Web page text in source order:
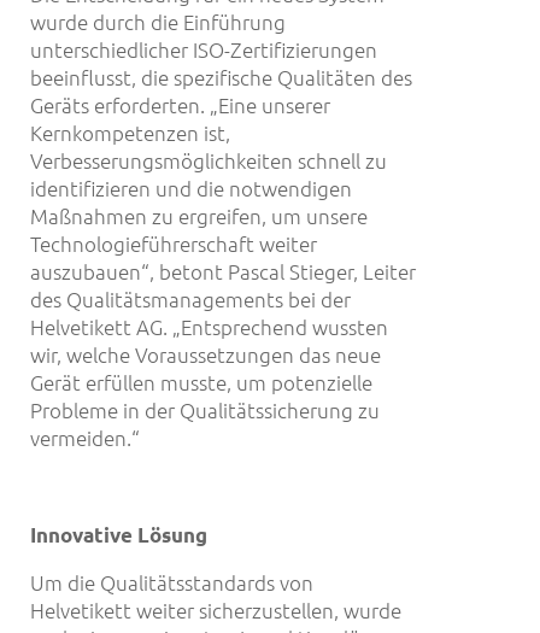
wurde durch die Einführung
unterschiedlicher ISO-Zertifizierungen
beeinflusst, die spezifische Qualitäten des
Geräts erforderten. „Eine unserer
Kernkompetenzen ist,
Verbesserungsmöglichkeiten schnell zu
identifizieren und die notwendigen
Maßnahmen zu ergreifen, um unsere
Technologieführerschaft weiter
auszubauen“, betont Pascal Stieger, Leiter
des Qualitätsmanagements bei der
Helvetikett AG. „Entsprechend wussten
wir, welche Voraussetzungen das neue
Gerät erfüllen musste, um potenzielle
Probleme in der Qualitätssicherung zu
vermeiden.“
Innovative Lösung
Um die Qualitätsstandards von
Helvetikett weiter sicherzustellen, wurde